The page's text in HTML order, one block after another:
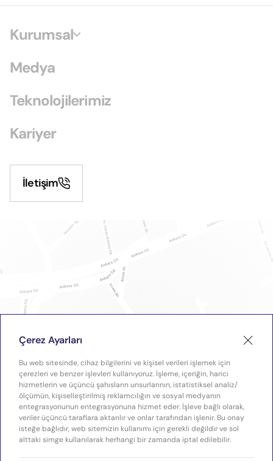
Kurumsal
Medya
Teknolojilerimiz
Kariyer
İletişim
Çerez Ayarları
Bu web sitesinde, cihaz bilgilerini ve kişisel verileri işlemek için
çerezleri ve benzer işlevleri kullanıyoruz. İşleme, içeriğin, harici
hizmetlerin ve üçüncü şahısların unsurlarının, istatistiksel analiz/
ölçümün, kişiselleştirilmiş reklamcılığın ve sosyal medyanın
entegrasyonunun entegrasyonuna hizmet eder. İşleve bağlı olarak,
veriler üçüncü taraflara aktarılır ve onlar tarafından işlenir. Bu onay
isteğe bağlıdır, web sitemizin kullanımı için gerekli değildir ve sol
alttaki simge kullanılarak herhangi bir zamanda iptal edilebilir.